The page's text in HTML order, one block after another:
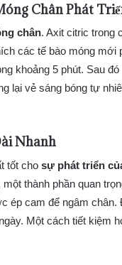
Chân Phát
chân. Axit citric trong
các tế bào móng mới
khoảng 5 phút. Sau
lại vẻ sáng bóng tự
Nhanh
tốt cho sự phát triển
thành phần quan
ép cam để ngâm
Một cách tiết kiệm